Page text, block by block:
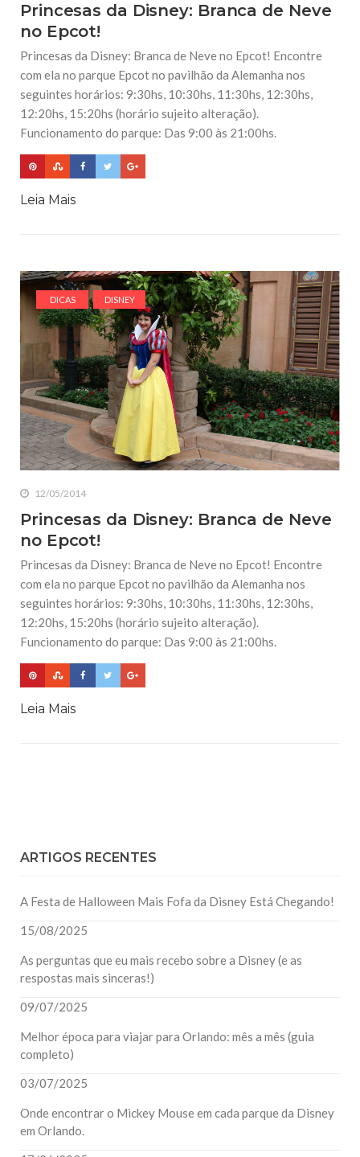
Princesas da Disney: Branca de Neve
no Epcot!
Princesas da Disney: Branca de Neve no Epcot! Encontre
com ela no parque Epcot no pavilhão da Alemanha nos
seguintes horários: 9:30hs, 10:30hs, 11:30hs, 12:30hs,
12:20hs, 15:20hs (horário sujeito alteração).
Funcionamento do parque: Das 9:00 às 21:00hs.
Leia Mais
DICAS DISNEY
12/05/2014
Princesas da Disney: Branca de Neve
no Epcot!
Princesas da Disney: Branca de Neve no Epcot! Encontre
com ela no parque Epcot no pavilhão da Alemanha nos
seguintes horários: 9:30hs, 10:30hs, 11:30hs, 12:30hs,
12:20hs, 15:20hs (horário sujeito alteração).
Funcionamento do parque: Das 9:00 às 21:00hs.
Leia Mais
ARTIGOS RECENTES
A Festa de Halloween Mais Fofa da Disney Está Chegando!
15/08/2025
As perguntas que eu mais recebo sobre a Disney (e as
respostas mais sinceras!)
09/07/2025
Melhor época para viajar para Orlando: mês a mês (guia
completo)
03/07/2025
Onde encontrar o Mickey Mouse em cada parque da Disney
em Orlando.